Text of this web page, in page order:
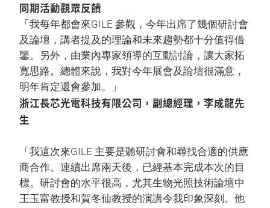
同期活動觀眾反饋
「我每年都會來GILE 參觀，今年出席了幾個研討會
及論壇，講者提及的理論和未來趨勢都十分值得借
鑒。另外，由業內專家領導的互動討論，讓大家拓
寬思路。總體來說，我對今年展會及論壇很滿意，
明年肯定還會參加。」
浙江長芯光電科技有限公司，副總經理，李成龍先
生
「我這次來GILE 主要是聽研討會和尋找合適的供應
商合作。連續出席兩天後，已經基本完成本次的目
標。研討會的水平很高，尤其生物光照技術論壇中
王玉富教授和賀冬仙教授的演講令我印象深刻。他